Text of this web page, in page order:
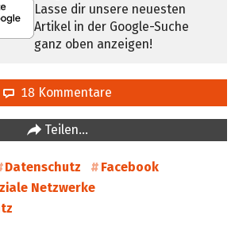
Lasse dir unsere neuesten
Artikel in der Google-Suche
ganz oben anzeigen!
18 Kommentare
Teilen…
Datenschutz
Facebook
Netzwerke